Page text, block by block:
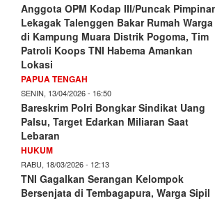
Anggota OPM Kodap III/Puncak
Lekagak Talenggen Bakar Rumah Warga
di Kampung Muara Distrik Pogoma, Tim
Patroli Koops TNI Habema Amankan
Lokasi
PAPUA TENGAH
SENIN, 13/04/2026 - 16:50
Bareskrim Polri Bongkar Sindikat Uang
Palsu, Target Edarkan Miliaran Saat
Lebaran
HUKUM
RABU, 18/03/2026 - 12:13
TNI Gagalkan Serangan Kelompok
Bersenjata di Tembagapura, Warga Sipil